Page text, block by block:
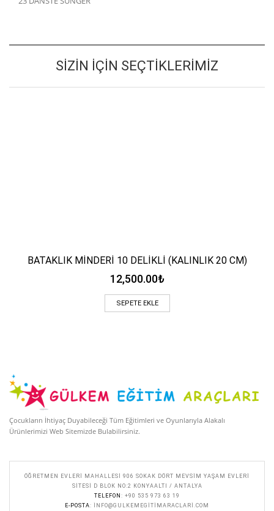
SIZIN İÇIN SEÇTIKLERIMIZ
BATAKLIK MİNDERİ 10 DELİKLİ (KALINLIK 20 CM)
12,500.00₺
SEPETE EKLE
Çocukların İhtiyaç Duyabileceği Tüm Eğitimleri ve Oyunlarıyla Alakalı
Ürünlerimizi Web Sitemizde Bulabilirsiniz.
ÖĞRETMEN EVLERI MAHALLESI 906 SOKAK DÖRT MEVSIM YAŞAM EVLERI
SITESI D BLOK NO:2 KONYAALTI / ANTALYA
TELEFON : +90 535 973 63 19
E-POSTA:
INFO@GULKEMEGITIMARACLARI.COM